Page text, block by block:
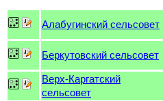
Алабугинский сельсовет
Беркутовский сельсовет
Верх-Каргатский
сельсовет